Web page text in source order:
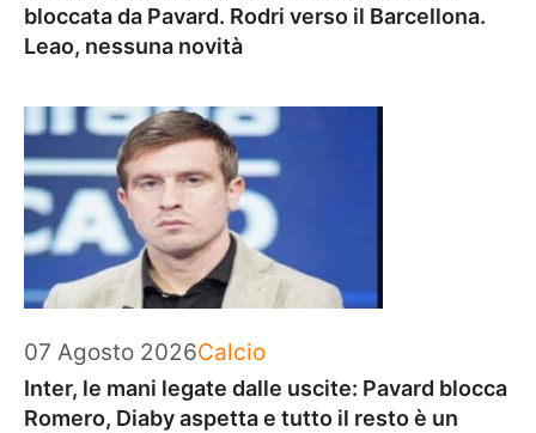
bloccata da Pavard. Rodri verso il Barcellona.
Leao, nessuna novità
07 Agosto 2026Categorie
Calcio
Inter, le mani legate dalle uscite: Pavard blocca
Romero, Diaby aspetta e tutto il resto è un